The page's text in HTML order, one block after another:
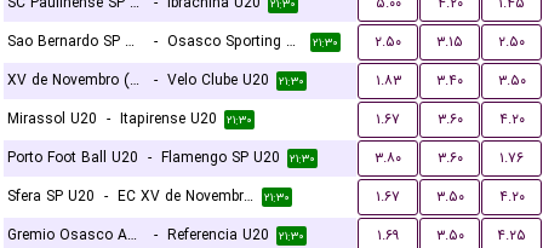
۲۱:۳۰
Sao Bernardo SP U20
- Osasco Sporting SP U20 ۲۱:۳۰ ۲.۵۰ ۳.۱۵
۲.۵۰
XV de Novembro (Piracicaba) U20
- Velo Clube U20 ۲۱:۳۰ ۱.۸۳ ۳.۴۰
۳.۵۰
Mirassol U20 - Itapirense U20 ۲۱:۳۰ ۱.۶۷ ۳.۶۰
۴.۲۰
Porto Foot Ball U20 - Flamengo SP U20 ۲۱:۳۰ ۳.۸۰ ۳.۶۰
۱.۷۶
Sfera SP U20 - EC XV de Novembro de Jau SP U20 ۲۱:۳۰ ۱.۶۷ ۳.۵۰
۴.۲۰
Gremio Osasco Audax SP U20
- Referencia U20 ۲۱:۳۰ ۱.۶۹ ۳.۵۰
۴.۲۵